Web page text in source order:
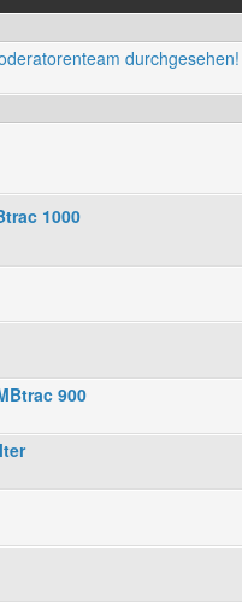
durchgesehen!
1000
900